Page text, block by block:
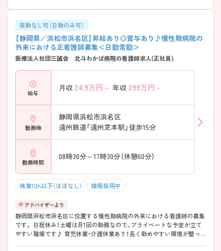
夜勤なし可（日勤のみ可）
【静岡県／浜松市浜名区】昇給あり◎賞与あり♪慢性期病院の
外来における正看護師募集＜日勤常勤＞
医療法人社団三誠会 北斗わかば病院の看護師求人(正社員)
給与
月収 24.9万円～ 年収 299万円～
勤務地
静岡県浜松市浜名区
遠州鉄道「遠州芝本駅」徒歩15分
勤務時間
08時30分～17時30分（休憩60分）
残業10h以下（ほぼなし） 積極採用中
静岡県浜松市浜名区に位置する慢性期病院の外来における看護師の募集
です。 日祝休み！土曜は月1回の勤務なので、プライベートな予定が立て
やすい職場です♪ 育児休業・介護休業あり！長く勤めやすい環境が整っ